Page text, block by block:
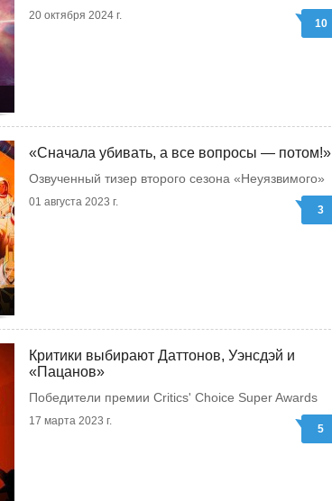
20 октября 2024 г.
10
«Сначала убивать, а все вопросы — потом!»
Озвученный тизер второго сезона «Неуязвимого»
01 августа 2023 г.
3
Критики выбирают Даттонов, Уэнсдэй и
«Пацанов»
Победители премии Critics' Choice Super Awards
17 марта 2023 г.
5